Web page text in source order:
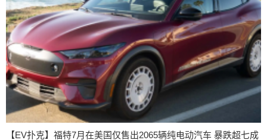
【EV扑克】福特7月在美国仅售出2065辆纯电动汽车 暴跌超七成